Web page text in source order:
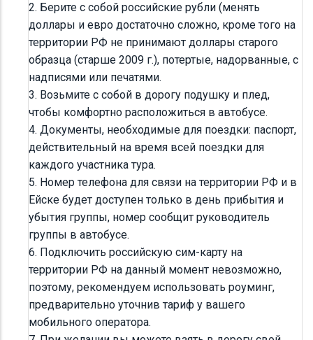
2. Берите с собой российские рубли (менять
доллары и евро достаточно сложно, кроме того на
территории РФ не принимают доллары старого
образца (старше 2009 г.), потертые, надорванные, с
надписями или печатями.
3. Возьмите с собой в дорогу подушку и плед,
чтобы комфортно расположиться в автобусе.
4. Документы, необходимые для поездки: паспорт,
действительный на время всей поездки для
каждого участника тура.
5. Номер телефона для связи на территории РФ и в
Ейске будет доступен только в день прибытия и
убытия группы, номер сообщит руководитель
группы в автобусе.
6. Подключить российскую сим-карту на
территории РФ на данный момент невозможно,
поэтому, рекомендуем использовать роуминг,
предварительно уточнив тариф у вашего
мобильного оператора.